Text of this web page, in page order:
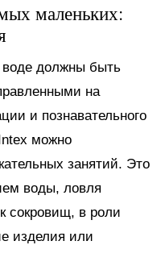
маленьких:
воде должны быть
на
и познавательного
можно
занятий. Это
воды, ловля
сокровищ, в роли
изделия или